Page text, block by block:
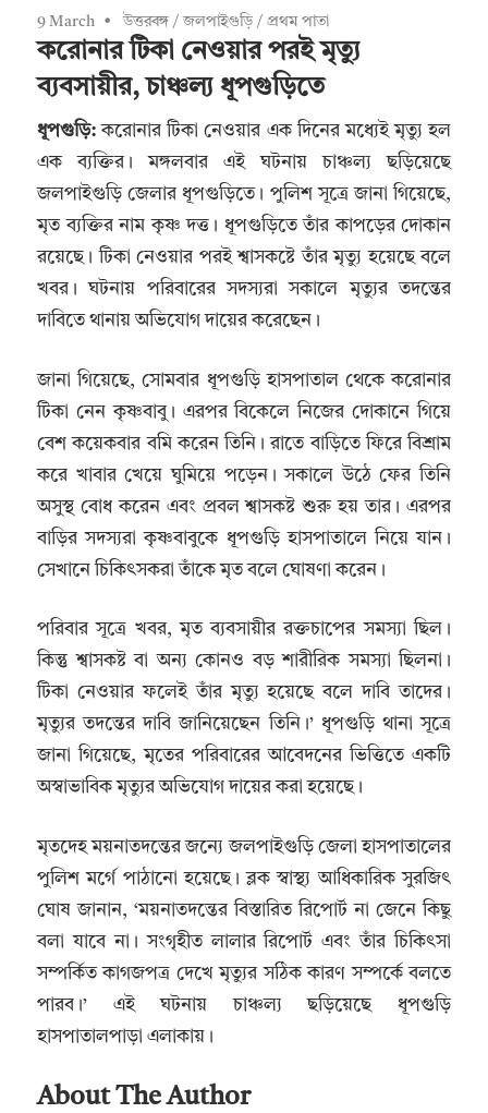
9 March উত্তরবঙ্গ /জলপাইগুড়ি / প্রথম পাতা
করোনার টিকা নেওয়ার পরই মৃত্যু
ব্যবসায়ীর, চাঞ্চল্য ধূপগুড়িতে
ধূপগুড়ি: করোনার টিকা নেওয়ার এক দিনের মধ্যেই মৃত্যু হল
এক ব্যক্তির। মঙ্গলবার এই ঘটনায় চাঞ্চল্য ছড়িয়েছে
জলপাইগুড়ি জেলার ধূপগুড়িতে। পুলিশ সূত্রে জানা গিয়েছে,
মৃত ব্যক্তির নাম কৃষ্ণ দত্ত। ধূপগুড়িতে তাঁর কাপড়ের দোকান
রয়েছে। টিকা নেওয়ার পরই শ্বাসকষ্টে তাঁর মৃত্যু হয়েছে বলে
খবর। ঘটনায় পরিবারের সদস্যরা সকালে মৃত্যুর তদন্তের
দাবিতে থানায় অভিযোগ দায়ের করেছেন।
জানা গিয়েছে, সোমবার ধূপগুড়ি হাসপাতাল থেকে করোনার
টিকা নেন কৃষ্ণবাবু। এরপর বিকেলে নিজের দোকানে গিয়ে
বেশ কয়েকবার বমি করেন তিনি। রাতে বাড়িতে ফিরে বিশ্রাম
করে খাবার খেয়ে ঘুমিয়ে পড়েন। সকালে উঠে ফের তিনি
অসুস্থ বোধ করেন এবং প্রবল শ্বাসকষ্ট শুরু হয় তার। এরপর
বাড়ির সদস্যরা কৃষ্ণবাবুকে ধূপগুড়ি হাসপাতালে নিয়ে যান।
সেখানে চিকিৎসকরা তাঁকে মৃত বলে ঘোষণা করেন।
পরিবার সূত্রে খবর, মৃত ব্যবসায়ীর রক্তচাপের সমস্যা ছিল।
কিন্তু শ্বাসকষ্ট বা অন্য কোনও বড় শারীরিক সমস্যা ছিলনা।
টিকা নেওয়ার ফলেই তাঁর মৃত্যু হয়েছে বলে দাবি তাদের।
মৃত্যুর তদন্তের দাবি জানিয়েছেন তিনি।’ ধূপগুড়ি থানা সূত্রে
জানা গিয়েছে, মৃতের পরিবারের আবেদনের ভিত্তিতে একটি
অস্বাভাবিক মৃত্যুর অভিযোগ দায়ের করা হয়েছে।
মৃতদেহ ময়নাতদন্তের জন্যে জলপাইগুড়ি জেলা হাসপাতালের
পুলিশ মর্গে পাঠানো হয়েছে। ব্লক স্বাস্থ্য আধিকারিক সুরজিৎ
ঘোষ জানান, ‘ময়নাতদন্তের বিস্তারিত রিপোর্ট না জেনে কিছু
বলা যাবে না। সংগৃহীত লালার রিপোর্ট এবং তাঁর চিকিৎসা
সম্পর্কিত কাগজপত্র দেখে মৃত্যুর সঠিক কারণ সম্পর্কে বলতে
পারব।’ এই ঘটনায় চাঞ্চল্য ছড়িয়েছে ধূপগুড়ি
হাসপাতালপাড়া এলাকায়।
About The Author